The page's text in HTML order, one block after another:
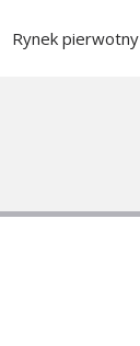
Rynek pierwotny